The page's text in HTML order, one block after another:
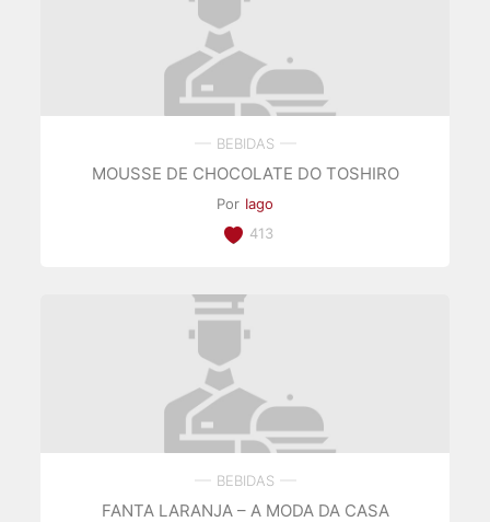
BEBIDAS
MOUSSE DE CHOCOLATE DO TOSHIRO
Por Iago
413
BEBIDAS
FANTA LARANJA – A MODA DA CASA